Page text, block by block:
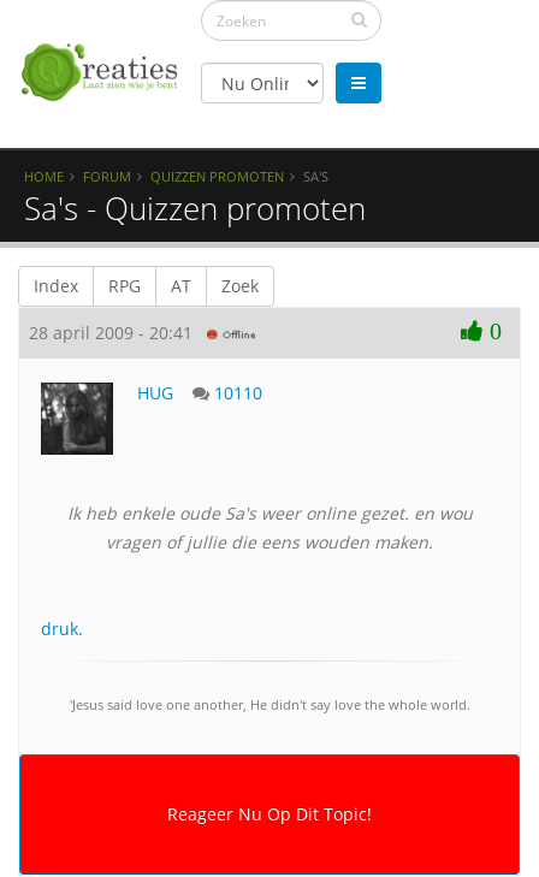
HOME FORUM QUIZZEN PROMOTEN SA'S
Sa's - Quizzen promoten
Index RPG AT Zoek
28 april 2009 - 20:41 0
HUG 10110
Ik heb enkele oude Sa's weer online gezet. en wou
vragen of jullie die eens wouden maken.
druk.
'Jesus said love one another, He didn't say love the whole world.